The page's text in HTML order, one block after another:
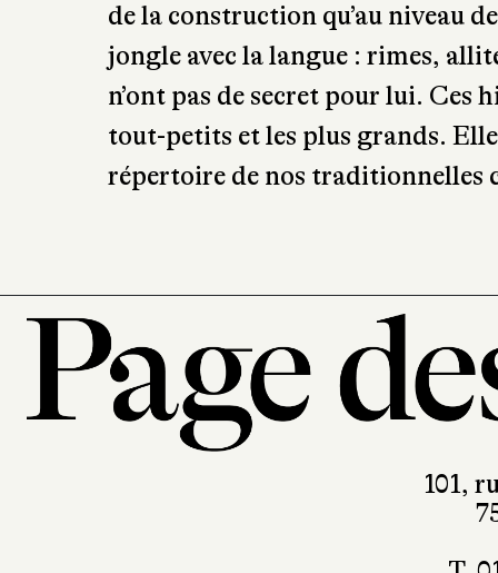
de la construction qu’au niveau
jongle avec la langue : rimes,
n’ont pas de secret pour lui. Ces
tout-petits et les plus grands.
répertoire de nos traditionnelles
101,